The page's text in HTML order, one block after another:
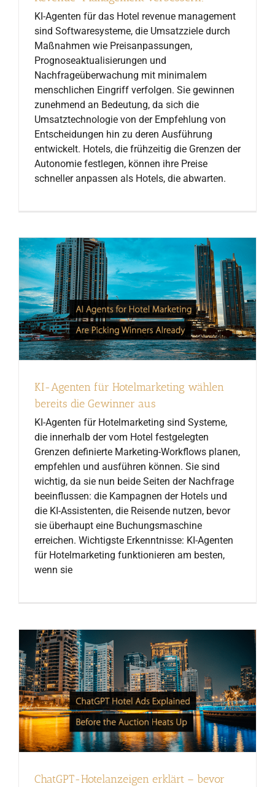
KI-Agenten für das Hotel revenue management
sind Softwaresysteme, die Umsatzziele durch
Maßnahmen wie Preisanpassungen,
Prognoseaktualisierungen und
Nachfrageüberwachung mit minimalem
menschlichen Eingriff verfolgen. Sie gewinnen
zunehmend an Bedeutung, da sich die
Umsatztechnologie von der Empfehlung von
Entscheidungen hin zu deren Ausführung
entwickelt. Hotels, die frühzeitig die Grenzen der
Autonomie festlegen, können ihre Preise
schneller anpassen als Hotels, die abwarten.
KI-Agenten für Hotelmarketing wählen
bereits die Gewinner aus
KI-Agenten für Hotelmarketing sind Systeme,
die innerhalb der vom Hotel festgelegten
Grenzen definierte Marketing-Workflows planen,
empfehlen und ausführen können. Sie sind
wichtig, da sie nun beide Seiten der Nachfrage
beeinflussen: die Kampagnen der Hotels und
die KI-Assistenten, die Reisende nutzen, bevor
sie überhaupt eine Buchungsmaschine
erreichen. Wichtigste Erkenntnisse: KI-Agenten
für Hotelmarketing funktionieren am besten,
wenn sie
ChatGPT-Hotelanzeigen erklärt – bevor